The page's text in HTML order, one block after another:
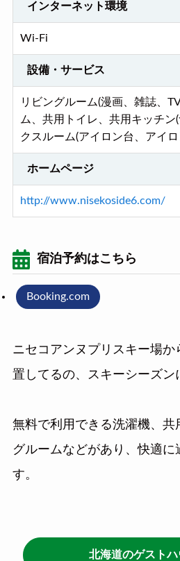
インターネット環境
Wi-Fi
設備・サービス
リビングルーム(漫画、雑誌、
ム、共用トイレ、共用キッチン
クスルーム(アイロン台、アイ
ホームページ
http://www.nisekoside6.com/
宿泊予約はこちら
Booking.com
ニセコアンヌプリスキー場か
置してるの、スキーシーズン
無料で利用できる洗濯機、共
グルームなどがあり、快適に
す。
北海道のゲスト